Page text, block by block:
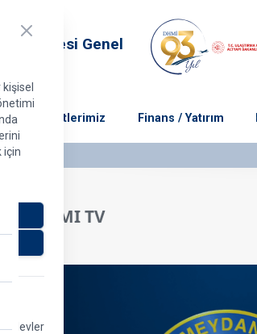
Close panel
için
işlevler
İşletmesi Genel
Ana Faaliyetlerimiz Finans / Yatırım
DHMI TV